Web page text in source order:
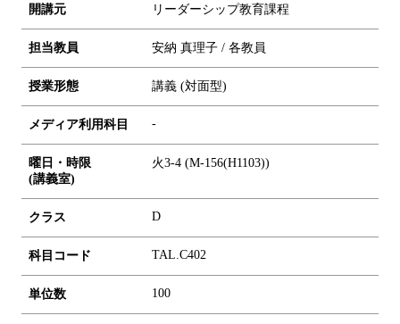
開講元 リーダーシップ教育課程
担当教員 安納 真理子 / 各教員
授業形態 講義 (対面型)
メディア利用科目 -
曜日・時限
(講義室)
火3-4 (M-156(H1103))
クラス D
科目コード TAL.C402
単位数 100